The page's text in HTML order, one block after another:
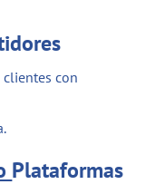
con
Plataformas